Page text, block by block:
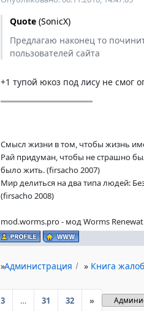
Quote (SonicX)
Предлагаю наконец то
пользователей сайта
+1 тупой юкоз под лису не смог
Смысл жизни в том, чтобы жизнь
Рай придуман, чтобы не страшно
было жить. (firsacho 2007)
Мир делиться на два типа людей:
(firsacho 2008)
mod.worms.pro - мод Worms
»Администрация » Книга
3 … 31 32 »